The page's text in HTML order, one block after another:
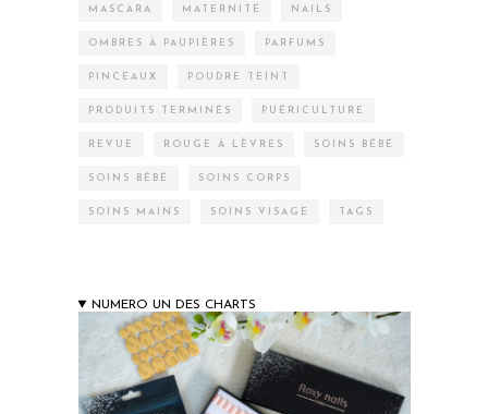
MASCARA MATERNITÉ NAILS
OMBRES À PAUPIÈRES PARFUMS
PINCEAUX POUDRE TEINT
PRODUITS TERMINÉS PUÉRICULTURE
REVUE ROUGE À LÈVRES SOINS BÉBÉ
SOINS BÉBÉ SOINS CORPS
SOINS MAINS SOINS VISAGE TAGS
NUMERO UN DES CHARTS